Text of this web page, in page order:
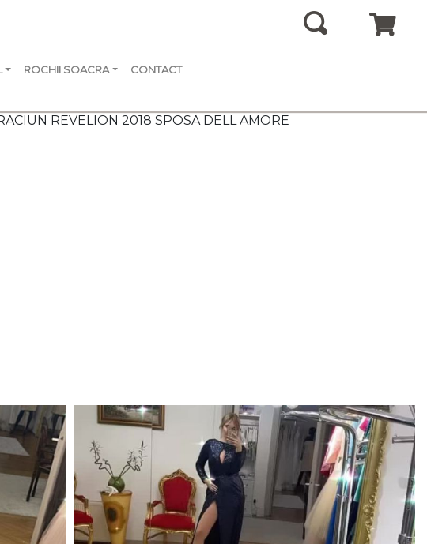
ROCHII SOACRA CONTACT
REVELION 2018 SPOSA DELL AMORE